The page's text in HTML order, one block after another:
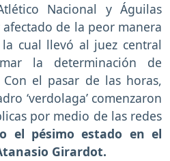
Nacional y Águilas
de la peor manera
cual llevó al juez central
la determinación de
el pasar de las horas,
‘verdolaga’ comenzaron
por medio de las redes
el pésimo estado en el
Girardot.